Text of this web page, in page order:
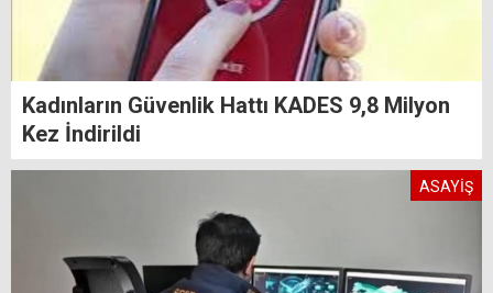
Kadınların Güvenlik Hattı KADES 9,8 Milyon
Kez İndirildi
ASAYİŞ